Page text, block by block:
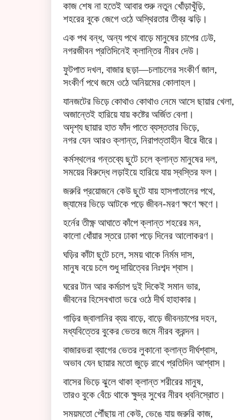
কাজ শেষ না হতেই আবার শুরু নতুন খোঁড়াখুঁড়ি,
শহরের বুকে জেগে ওঠে অস্থিরতার তীব্র ঝড়ি।
এক পথ বন্ধ, অন্য পথে বাড়ে মানুষের চাপের ঢেউ,
নগরজীবন প্রতিদিনেই ক্লান্তির নীরব দেউ।
ফুটপাত দখল, বাজার ছড়া—চলাচলের সংকীর্ণ জাল,
সংকীর্ণ পথে জমে ওঠে অনিয়মের কোলাহল।
যানজটের ভিড়ে কোথাও কোথাও নেমে আসে ছায়ার খেলা,
অজান্তেই হারিয়ে যায় কষ্টের অর্জিত বেলা।
অদৃশ্য ছায়ার হাত ফাঁদ পাতে ব্যস্ততার ভিড়ে,
নগর যেন আরও ক্লান্ত, নিরাপত্তাহীন ধীরে ধীরে।
কর্মস্থলের গন্তব্যে ছুটে চলে ক্লান্ত মানুষের দল,
সময়ের বিরুদ্ধে লড়াইয়ে হারিয়ে যায় স্বস্তির ফল।
জরুরি প্রয়োজনে কেউ ছুটে যায় হাসপাতালের পথে,
জ্যামের ভিড়ে আটকে পড়ে জীবন-মরণ ক্ষণে ক্ষণে।
হর্নের তীক্ষ্ণ আঘাতে কাঁপে ক্লান্ত শহরের মন,
কালো ধোঁয়ার স্তরে ঢাকা পড়ে দিনের আলোকরণ।
ঘড়ির কাঁটা ছুটে চলে, সময় থাকে নির্মম দাস,
মানুষ বয়ে চলে শুধু দায়িত্বের নিঃশব্দ শ্বাস।
ঘরের টান আর কর্মচাপ দুই দিকেই সমান ভার,
জীবনের হিসেবখাতা ভরে ওঠে দীর্ঘ হাহাকার।
গাড়ির জ্বালানির ব্যয় বাড়ে, বাড়ে জীবনচাপের দহন,
মধ্যবিত্তের বুকের ভেতর জমে নীরব ক্রন্দন।
বাজারভরা ব্যাগের ভেতর লুকানো ক্লান্ত দীর্ঘশ্বাস,
অভাব যেন ছায়ার মতো জুড়ে রাখে প্রতিদিন আশ্বাস।
বাসের ভিড়ে ঝুলে থাকা ক্লান্ত শরীরের মানুষ,
তারও বুকে বেঁচে থাকে ক্ষুদ্র সুখের নীরব ধ্বনিস্রোত।
সময়মতো পৌঁছায় না কেউ, ভেঙে যায় জরুরি কাজ,